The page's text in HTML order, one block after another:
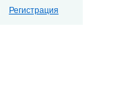
Регистрация